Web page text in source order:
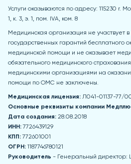
Услуги оказываются по адресу: 115230 r.
1, к. 3, э. 1, пом. IVA, ком. 8
Медицинская организация не участвует
государственных гарантий бесплатного
медицинской помощи и не оказывает
обязательного медицинского
медицинскими организациями на
помощи по ОМС не заключены.
Медицинская лицензия: Л041-01137-77/
Основные реквизиты компании Медпл
Дата создания: 28.08.2018
ИНН:7726439129
КПП:772601001
ОГРН: 1187746780121
Руководитель - Генеральный директор: